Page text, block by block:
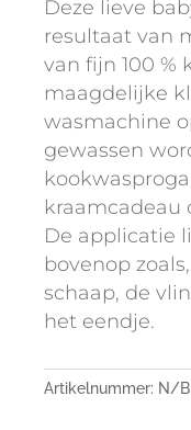
Deze lieve
resultaat van
van fijn 100 %
maagdelijke
wasmachine
gewassen
kraamcadeau
De applicatie
bovenop
schaap, de
het eendje.
Artikelnummer: N/B